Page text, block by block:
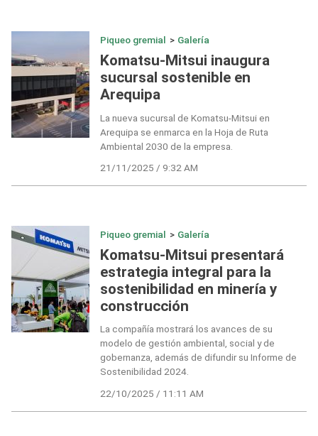
Piqueo gremial > Galería
Komatsu-Mitsui inaugura
sucursal sostenible en
Arequipa
La nueva sucursal de Komatsu-Mitsui en
Arequipa se enmarca en la Hoja de Ruta
Ambiental 2030 de la empresa.
21/11/2025 / 9:32 AM
Piqueo gremial > Galería
Komatsu-Mitsui presentará
estrategia integral para la
sostenibilidad en minería y
construcción
La compañía mostrará los avances de su
modelo de gestión ambiental, social y de
gobernanza, además de difundir su Informe de
Sostenibilidad 2024.
22/10/2025 / 11:11 AM